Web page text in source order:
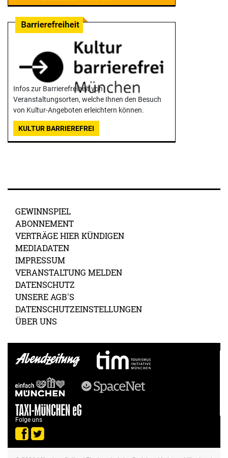
Infos zur Barrierefreiheit von
Veranstaltungsorten, welche Ihnen den Besuch
von Kultur-Angeboten erleichtern können.
KULTUR BARRIEREFREI
GEWINNSPIEL
ABONNEMENT
VERTRÄGE HIER KÜNDIGEN
MEDIADATEN
IMPRESSUM
VERANSTALTUNG MELDEN
DATENSCHUTZ
UNSERE AGB'S
DATENSCHUTZEINSTELLUNGEN
ÜBER UNS
Folge uns